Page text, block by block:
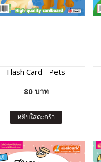
Flash Card - Pets
80 บาท
หยิบใส่ตะกร้า